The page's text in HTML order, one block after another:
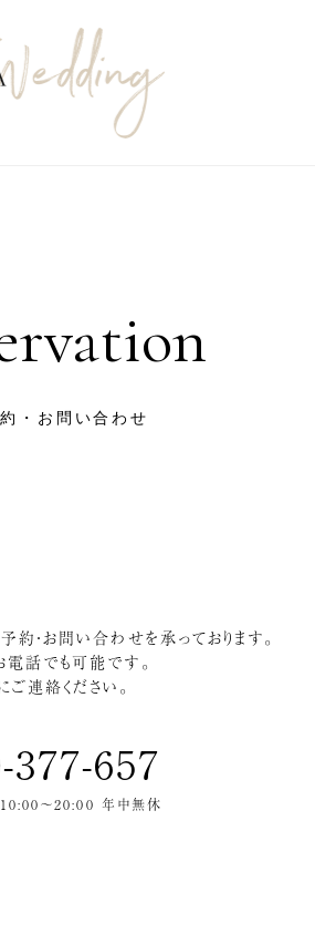
・お問い合わせ
約・お問い合わせを承っております。
話でも可能です。
ご連絡ください。
377-657
10:00～20:00 年中無休